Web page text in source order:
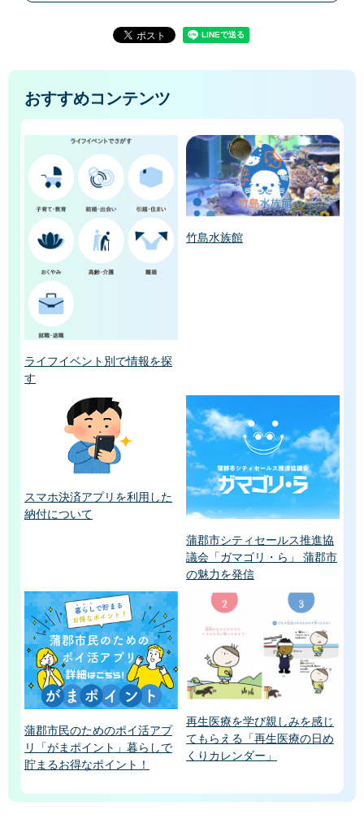
おすすめコンテンツ
ライフイベント別で情報を探
す
竹島水族館
スマホ決済アプリを利用した
納付について
蒲郡市シティセールス推進協
議会「ガマゴリ・ら」 蒲郡市
の魅力を発信
蒲郡市民のためのポイ活アプ
リ「がまポイント」暮らしで
貯まるお得なポイント！
再生医療を学び親しみを感じ
てもらえる「再生医療の日め
くりカレンダー」